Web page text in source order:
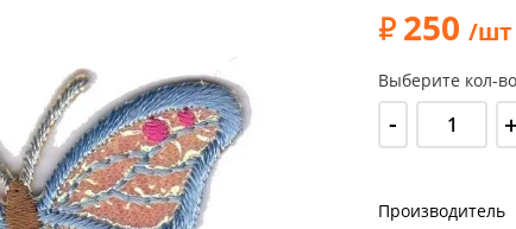
250 /шт
Выберите кол-
- +
Производитель